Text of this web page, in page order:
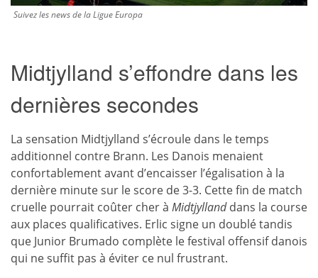
Suivez les news de la Ligue Europa
Midtjylland s’effondre dans les
dernières secondes
La sensation Midtjylland s’écroule dans le temps
additionnel contre Brann. Les Danois menaient
confortablement avant d’encaisser l’égalisation à la
dernière minute sur le score de 3-3. Cette fin de match
cruelle pourrait coûter cher à Midtjyllanddans la course
aux places qualificatives. Erlic signe un doublé tandis
que Junior Brumado complète le festival offensif danois
qui ne suffit pas à éviter ce nul frustrant.